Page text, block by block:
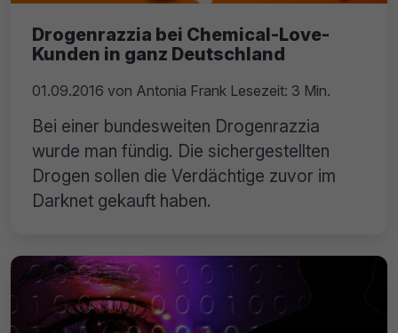
Drogenrazzia bei Chemical-Love-
Kunden in ganz Deutschland
01.09.2016 von Antonia Frank Lesezeit: 3 Min.
Bei einer bundesweiten Drogenrazzia
wurde man fündig. Die sichergestellten
Drogen sollen die Verdächtige zuvor im
Darknet gekauft haben.